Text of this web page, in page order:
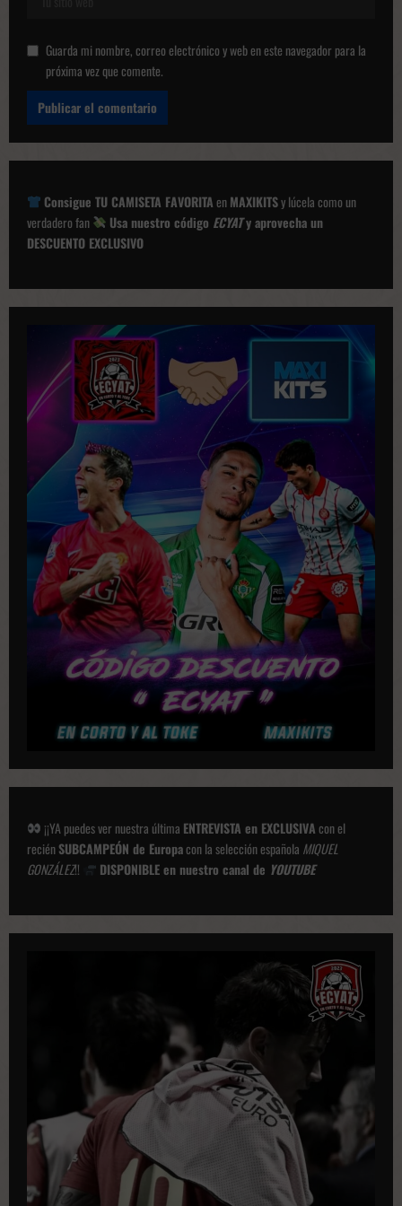
Guarda mi nombre, correo electrónico y web en este navegador para la
próxima vez que comente.
Consigue TU CAMISETA FAVORITAenMAXIKITSy lúcela como un
verdadero fan
Usa nuestro código ECYATy aprovecha un
DESCUENTO EXCLUSIVO
¡¡YA puedes ver nuestra última ENTREVISTA en EXCLUSIVAcon el
reciénSUBCAMPEÓN de Europacon la selección española MIQUEL
GONZÁLEZ!! DISPONIBLE en nuestro canal de YOUTUBE